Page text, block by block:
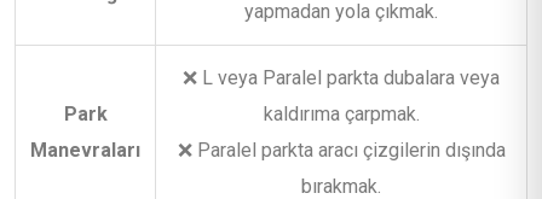
yapmadan yola çıkmak.
Park
Manevraları
❌ L veya Paralel parkta dubalara veya
kaldırıma çarpmak.
❌ Paralel parkta aracı çizgilerin dışında
bırakmak.